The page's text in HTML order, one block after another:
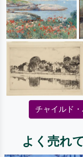
チャイルド
よく売れ